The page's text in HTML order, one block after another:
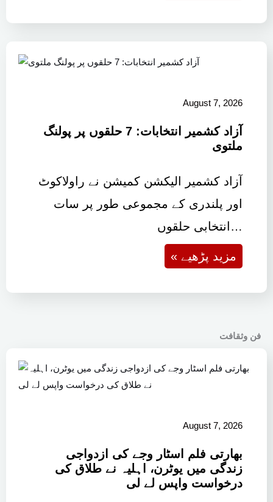
August 7, 2026
آزاد کشمیر انتخابات: 7 حلقوں پر پولنگ
ملتوی
آزاد کشمیر الیکشن کمیشن نے راولاکوٹ
اور پلندری کے مجموعی طور پر سات
انتخابی حلقوں…
« مزید پڑھیے
فن وثقافت
August 7, 2026
بھارتی فلم اسٹار وجے کی ازدواجی
زندگی میں یوٹرن، اہلیہ نے طلاق کی
درخواست واپس لے لی